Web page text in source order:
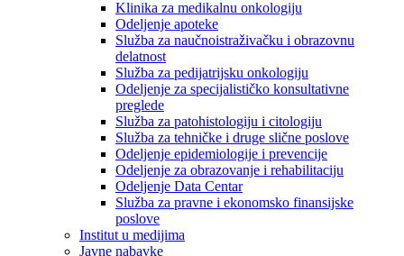
Klinika za medikalnu onkologiju
Odeljenje apoteke
Služba za naučnoistraživačku i obrazovnu
delatnost
Služba za pedijatrijsku onkologiju
Odeljenje za specijalističko konsultativne
preglede
Služba za patohistologiju i citologiju
Služba za tehničke i druge slične poslove
Odeljenje epidemiologije i prevencije
Odeljenje za obrazovanje i rehabilitaciju
Odeljenje Data Centar
Služba za pravne i ekonomsko finansijske
poslove
Institut u medijima
Javne nabavke